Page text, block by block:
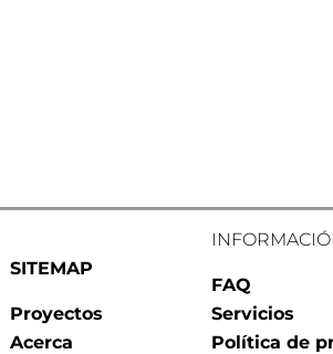
SITEMAP
Proyectos
Acerca
FAQ
Servicios
Política de